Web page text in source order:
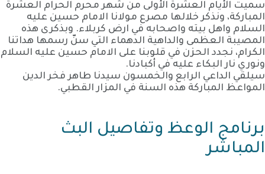
سميت الأيام العشرة الأولى من شهر محرم الحرام العشرة
المباركة، ونذكر خلالها مصرع مولانا الامام حسين عليه
السلام واهل بيته واصحابه في ارض كربلاء. وبذكرى هذه
المصيبة العظمى والداهية الدهماء التي سنّ رسمها هداتنا
الكرام، نجدد الحزن في قلوبنا على الامام حسين عليه السلام
ونوري نار البكاء عليه في أكبادنا.
سيلقي الداعي الرابع والخمسون سيدنا طاهر فخر الدين
المواعظ المباركة هذه السنة في المزار القطبي.
برنامج الوعظ وتفاصيل البث
المباشر